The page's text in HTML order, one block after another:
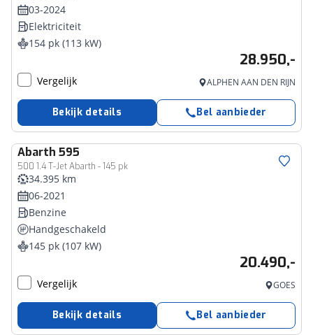
03-2024
Elektriciteit
154 pk (113 kW)
28.950,-
Vergelijk ALPHEN AAN DEN RIJN
Bekijk details Bel aanbieder
Abarth 595
500 1.4 T-Jet Abarth - 145 pk
34.395 km
06-2021
Benzine
Handgeschakeld
145 pk (107 kW)
20.490,-
Vergelijk GOES
Bekijk details Bel aanbieder